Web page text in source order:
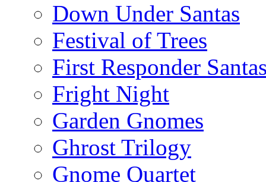
Down Under Santas
Festival of Trees
First Responder
Fright Night
Garden Gnomes
Ghrost Trilogy
Gnome Quartet